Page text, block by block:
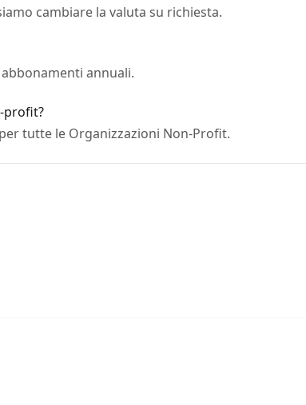
cambiare la valuta su richiesta.
annuali.
profit?
tutte le Organizzazioni Non-Profit.